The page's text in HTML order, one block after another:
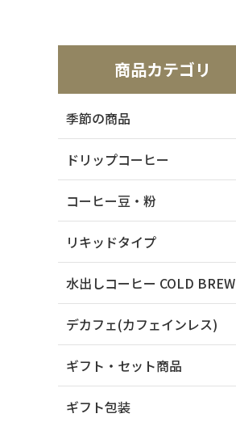
商品カテゴリ
季節の商品
ドリップコーヒー
コーヒー豆・粉
リキッドタイプ
水出しコーヒー COLD BREW
デカフェ(カフェインレス)
ギフト・セット商品
ギフト包装